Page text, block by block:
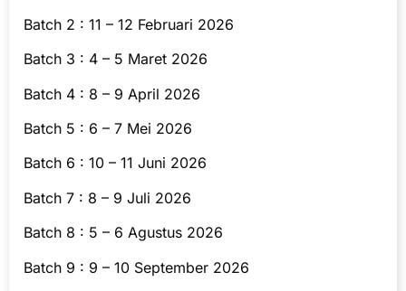
Batch 2 : 11 – 12 Februari 2026
Batch 3 : 4 – 5 Maret 2026
Batch 4 : 8 – 9 April 2026
Batch 5 : 6 – 7 Mei 2026
Batch 6 : 10 – 11 Juni 2026
Batch 7 : 8 – 9 Juli 2026
Batch 8 : 5 – 6 Agustus 2026
Batch 9 : 9 – 10 September 2026